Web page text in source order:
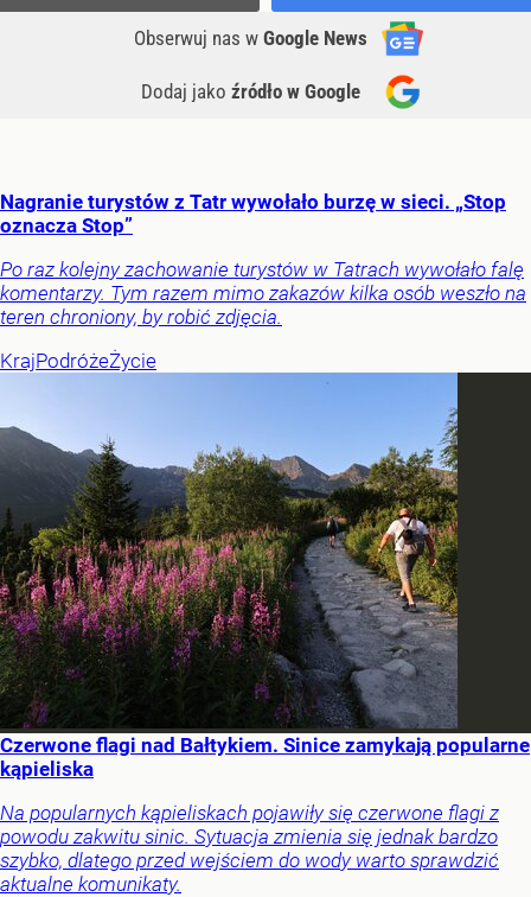
Obserwuj nas w Google News
Dodaj jako źródło w Google
Nagranie turystów z Tatr wywołało burzę w sieci. „Stop
oznacza Stop”
Po raz kolejny zachowanie turystów w Tatrach wywołało falę
komentarzy. Tym razem mimo zakazów kilka osób weszło na
teren chroniony, by robić zdjęcia.
KrajPodróżeŻycie
Czerwone flagi nad Bałtykiem. Sinice zamykają popularne
kąpieliska
Na popularnych kąpieliskach pojawiły się czerwone flagi z
powodu zakwitu sinic. Sytuacja zmienia się jednak bardzo
szybko, dlatego przed wejściem do wody warto sprawdzić
aktualne komunikaty.